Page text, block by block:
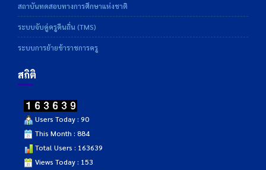
สถาบันทดสอบทางการศึกษาแห่งชาติ
ระบบจับคู่ครูคืนถิ่น (TMS)
ระบบการย้ายข้าราชการครู
สถิติ
Users Today : 90
This Month : 884
Total Users : 163639
Views Today : 153